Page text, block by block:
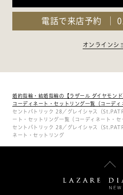
電話で来店予約
オンラインシ
婚約指輪・結婚指輪の【ラザール ダイヤモン
コーディネート・セットリング一覧（コーディ
セントパトリック 28／グレイシャス（
ート・セットリング一覧（コーディネート・セ
セントパトリック 28／グレイシャス（
ネート・セットリング